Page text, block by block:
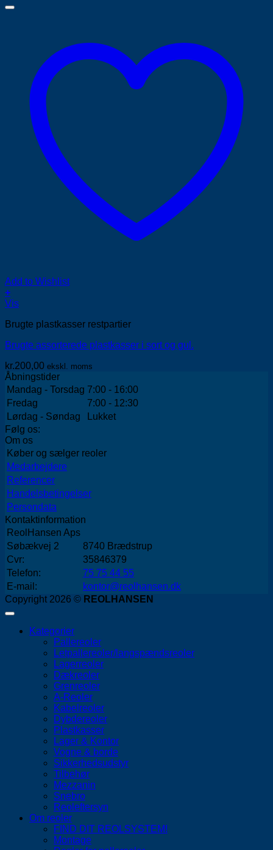
Add to Wishlist
+
Vis
Brugte plastkasser restpartier
Brugte assorterede plastkasser i sort og gul.
kr.200,00 ekskl. moms
Åbningstider
Mandag - Torsdag 7:00 - 16:00
Fredag
7:00 - 12:30
Lørdag - Søndag
Lukket
Følg os:
Om os
Køber og sælger reoler
Medarbejdere
Referencer
Handelsbetingelser
Persondata
Kontaktinformation
ReolHansen Aps
Søbækvej 2
8740 Brædstrup
Cvr:
35846379
Telefon:
75 75 44 55
E-mail:
kontor@reolhansen.dk
Copyright 2026 © REOLHANSEN
Kategorier
Pallereoler
Letpallereoler/langspændsreoler
Lagerreoler
Dækreoler
Grenreoler
A-Reoler
Kabelreoler
Dybdereoler
Plastkasser
Lager & Kontor
Vogne & borde
Sikkerhedsudstyr
Tilbehør
Mezzanin
Snebro
Reoleftersyn
Om reoler
FIND DIT REOLSYSTEM!
Montage